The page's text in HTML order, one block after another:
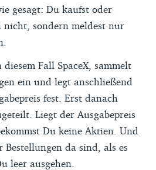
gesagt: Du kaufst oder
nicht, sondern meldest nur
Fall SpaceX, sammelt
ein und legt anschließend
fest. Erst danach
Liegt der Ausgabepreis
Du keine Aktien. Und
da sind, als es
leer ausgehen.